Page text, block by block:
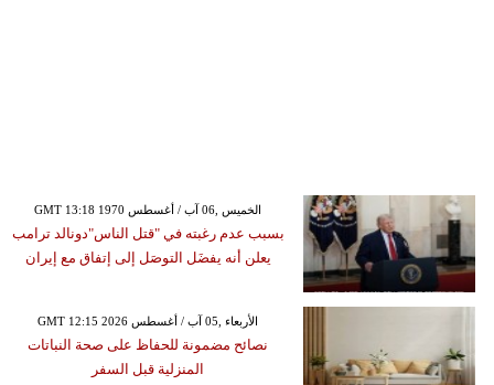
GMT 13:18 1970 الخميس ,06 آب / أغسطس
بسبب عدم رغبته في "قتل الناس"دونالد ترامب
يعلن أنه يفضَل التوصَل إلى إتفاق مع إيران
GMT 12:15 2026 الأربعاء ,05 آب / أغسطس
نصائح مضمونة للحفاظ على صحة النباتات
المنزلية قبل السفر